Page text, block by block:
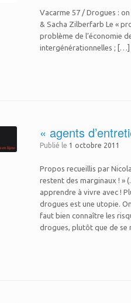
Vacarme 57 / Drogues :
& Sacha Zilberfarb Le «
problème de l’économie
intergénérationnelles ; […]
« agents
Publié le 1 octobre 2011
Propos recueillis par
restent des marginaux ! »
apprendre à vivre avec !
drogues est une utopie.
faut bien connaître les
drogues, plutôt que de se